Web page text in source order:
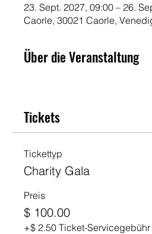
23. Sept. 2027, 09:00 – 26.
Caorle, 30021 Caorle,
Über die Veranstaltung
Tickets
Tickettyp
Charity Gala
Preis
$ 100.00
+$ 2.50 Ticket-Servicegebühr